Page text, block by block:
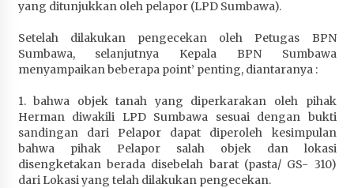
yang ditunjukkan oleh pelapor (LPD Sumbawa).
Setelah dilakukan pengecekan oleh Petugas BPN
Sumbawa, selanjutnya Kepala BPN Sumbawa
menyampaikan beberapa point’ penting, diantaranya :
1. bahwa objek tanah yang diperkarakan oleh pihak
Herman diwakili LPD Sumbawa sesuai dengan bukti
sandingan dari Pelapor dapat diperoleh kesimpulan
bahwa pihak Pelapor salah objek dan lokasi
disengketakan berada disebelah barat (pasta/ GS- 310)
dari Lokasi yang telah dilakukan pengecekan.